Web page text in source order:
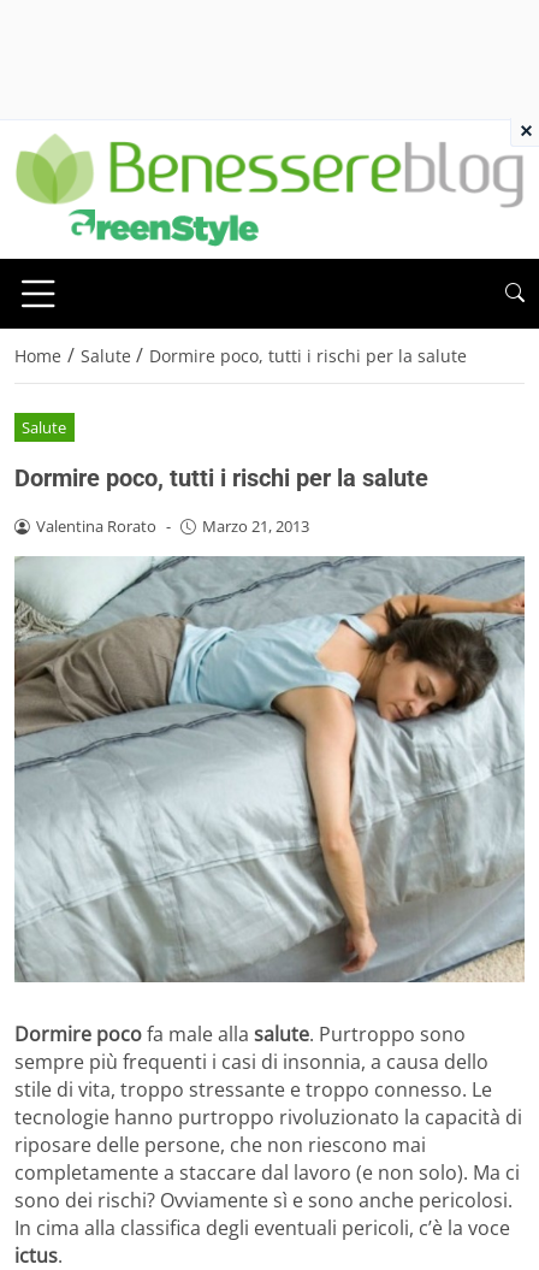
Home / Salute / Dormire poco, tutti i rischi per la salute
Salute
Dormire poco, tutti i rischi per la salute
Valentina Rorato - Marzo 21, 2013
Dormire pocofa male alla salute. Purtroppo sono
sempre più frequenti i casi di insonnia, a causa dello
stile di vita, troppo stressante e troppo connesso. Le
tecnologie hanno purtroppo rivoluzionato la capacità di
riposare delle persone, che non riescono mai
completamente a staccare dal lavoro (e non solo). Ma ci
sono dei rischi? Ovviamente sì e sono anche pericolosi.
In cima alla classifica degli eventuali pericoli, c’è la voce
ictus.
×